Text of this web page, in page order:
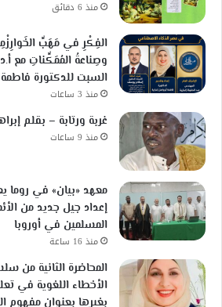
منذ 6 دقائق
الفِكْرِ في مَهَبِّ
وصِناعةُ المُمَكِّناتِ مع
السبت للدكتورة فاطمة
منذ 3 ساعات
غربة ورتابة – بقلم
منذ 9 ساعات
معهد «بيان» في روما
إعداد جيل جديد من
المسلمين في أوروبا
منذ 16 ساعة
المحاضرة الثانية من
الأخطاء اللغوية في
بغيرها بعنوان مفهوم